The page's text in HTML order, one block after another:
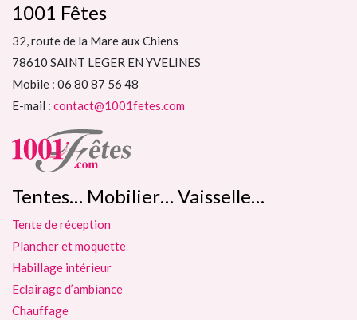
1001 Fêtes
32, route de la Mare aux Chiens
78610 SAINT LEGER EN YVELINES
Mobile : 06 80 87 56 48
E-mail : contact@1001fetes.com
Tentes… Mobilier… Vaisselle…
Tente de réception
Plancher et moquette
Habillage intérieur
Eclairage d’ambiance
Chauffage